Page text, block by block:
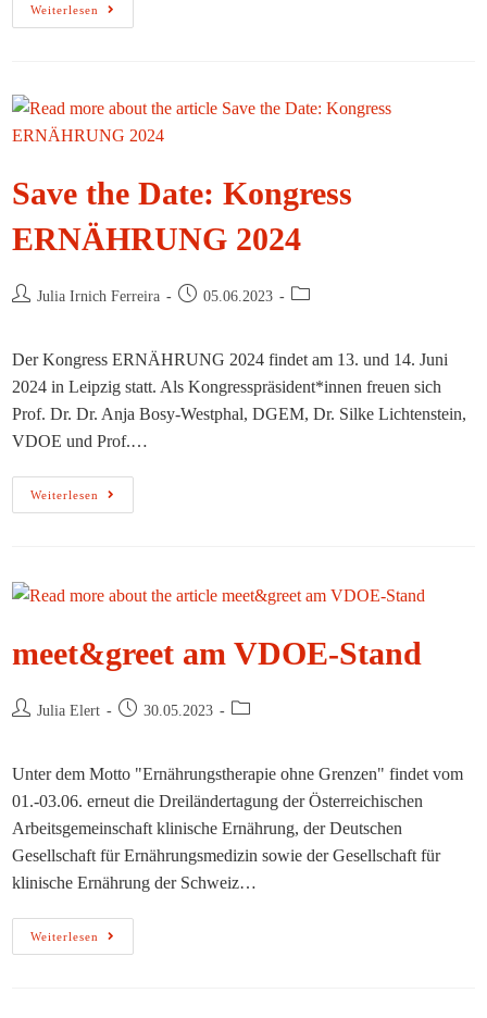
Weiterlesen
Frist
Verlängert
Der
INIS-
2023-
Studie
Save the Date: Kongress
ERNÄHRUNG 2024
Beitrags-Julia Irnich Ferreira
Beitrag05.06.2023
Beitrags-
Der Kongress ERNÄHRUNG 2024 findet am 13. und 14. Juni
2024 in Leipzig statt. Als Kongresspräsident*innen freuen sich
Prof. Dr. Dr. Anja Bosy-Westphal, DGEM, Dr. Silke Lichtenstein,
VDOE und Prof.…
Weiterlesen
Save
The
meet&greet am VDOE-Stand
Beitrags-Julia Elert
Beitrag30.05.2023
Beitrags-
Unter dem Motto "Ernährungstherapie ohne Grenzen" findet vom
01.-03.06. erneut die Dreiländertagung der Österreichischen
Arbeitsgemeinschaft klinische Ernährung, der Deutschen
Gesellschaft für Ernährungsmedizin sowie der Gesellschaft für
klinische Ernährung der Schweiz…
Weiterlesen
Meet&greet
Am